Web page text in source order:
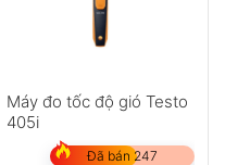
Máy đo tốc độ gió Testo
405i
Đã bán 247